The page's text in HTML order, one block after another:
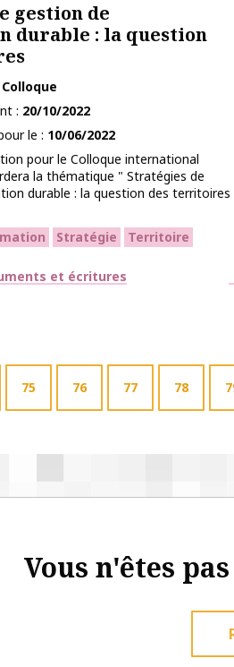
gestion de
durable : la question
Colloque
20/10/2022
le
10/06/2022
pour le Colloque international
la thématique " Stratégies de
durable : la question des territoires
Stratégie Territoire
et écritures
75 76 77 78
Vous n'êtes